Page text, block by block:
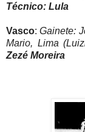
Técnico: Lula
Vasco:Gainete:
Mario, Lima
Zezé Moreira